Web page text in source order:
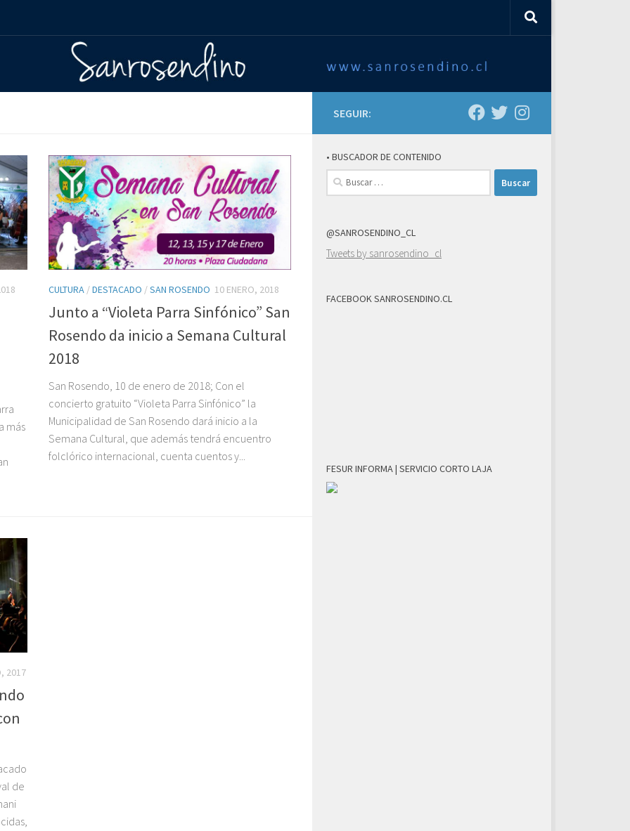
más
CULTURA /DESTACADO /SAN ROSENDO 10 ENERO, 2018
Junto a “Violeta Parra Sinfónico” San
Rosendo da inicio a Semana Cultural
2018
San Rosendo, 10 de enero de 2018; Con el
concierto gratuito “Violeta Parra Sinfónico” la
Municipalidad de San Rosendo dará inicio a la
Semana Cultural, que además tendrá encuentro
folclórico internacional, cuenta cuentos y...
2017
de
SEGUIR:
• BUSCADOR DE CONTENIDO
Buscar:
@SANROSENDINO_CL
Tweets by sanrosendino_cl
FACEBOOK SANROSENDINO.CL
FESUR INFORMA | SERVICIO CORTO LAJA